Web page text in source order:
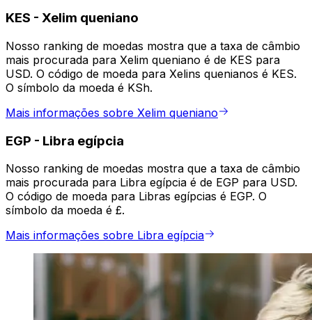
KES - Xelim queniano
Nosso ranking de moedas mostra que a taxa de câmbio
mais procurada para Xelim queniano é de KES para
USD. O código de moeda para Xelins quenianos é KES.
O símbolo da moeda é KSh.
Mais informações sobre Xelim queniano
EGP - Libra egípcia
Nosso ranking de moedas mostra que a taxa de câmbio
mais procurada para Libra egípcia é de EGP para USD.
O código de moeda para Libras egípcias é EGP. O
símbolo da moeda é £.
Mais informações sobre Libra egípcia